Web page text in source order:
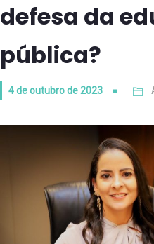
defesa da
pública?
4 de outubro de 2023